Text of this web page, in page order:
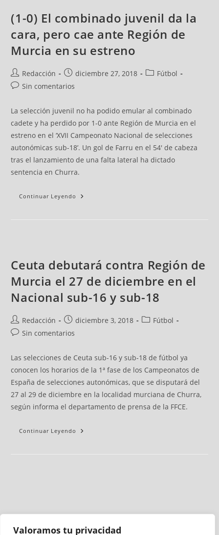
Valoramos tu privacidad
(1-0) El combinado juvenil da la
cara, pero cae ante Región de
Murcia en su estreno
Redacción diciembre 27, 2018
Fútbol
Sin comentarios
La selección juvenil no ha podido emular al combinado
cadete y ha perdido por 1-0 ante Región de Murcia en el
estreno en el ‘XVII Campeonato Nacional de selecciones
autonómicas sub-18’. Un gol de Farru en el 54' de cabeza
tras el lanzamiento de una falta lateral ha dictado
sentencia en Churra.
Continuar Leyendo
Ceuta debutará contra Región de
Murcia el 27 de diciembre en el
Nacional sub-16 y sub-18
Redacción diciembre 3, 2018
Fútbol
Sin comentarios
Las selecciones de Ceuta sub-16 y sub-18 de fútbol ya
conocen los horarios de la 1ª fase de los Campeonatos de
España de selecciones autonómicas, que se disputará del
27 al 29 de diciembre en la localidad murciana de Churra,
según informa el departamento de prensa de la FFCE.
Continuar Leyendo